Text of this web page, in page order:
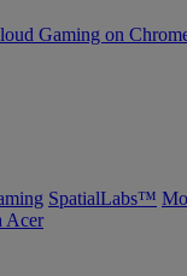
Gaming on
SpatialLabs™
Acer